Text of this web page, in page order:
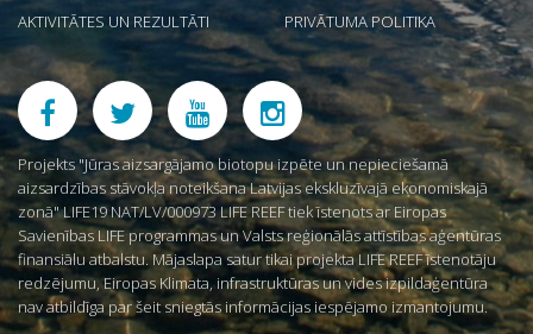
AKTIVITĀTES UN REZULTĀTI
PRIVĀTUMA POLITIKA
Projekts "Jūras aizsargājamo biotopu izpēte un nepieciešamā
aizsardzības stāvokļa noteikšana Latvijas ekskluzīvajā ekonomiskajā
zonā" LIFE19 NAT/LV/000973 LIFE REEF tiek īstenots ar Eiropas
Savienības LIFE programmas un Valsts reģionālās attīstības aģentūras
finansiālu atbalstu. Mājaslapa satur tikai projekta LIFE REEF īstenotāju
redzējumu, Eiropas Klimata, infrastruktūras un vides izpildaģentūra
nav atbildīga par šeit sniegtās informācijas iespējamo izmantojumu.